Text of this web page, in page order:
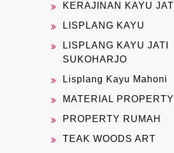
KERAJINAN KAYU JATI
LISPLANG KAYU
LISPLANG KAYU JATI
SUKOHARJO
Lisplang Kayu Mahoni
MATERIAL PROPERTY
PROPERTY RUMAH
TEAK WOODS ART